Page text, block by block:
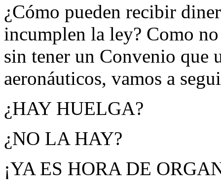
¿Cómo pueden recibir
incumplen la ley? Como
sin tener un Convenio que
aeronáuticos, vamos a
¿HAY HUELGA?
¿NO LA HAY?
¡YA ES HORA DE